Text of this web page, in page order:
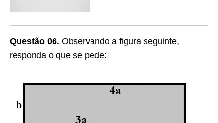
Questão 06. Observando a figura seguinte,
responda o que se pede: